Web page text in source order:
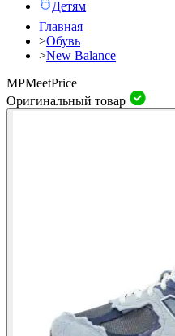
Детям
Главная
>Обувь
>New Balance
MPMeetPrice
Оригинальный товар